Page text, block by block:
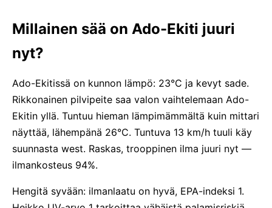
Millainen sää on Ado-Ekiti juuri
nyt?
Ado-Ekitissä on kunnon lämpö: 23°C ja kevyt sade.
Rikkonainen pilvipeite saa valon vaihtelemaan Ado-
Ekitin yllä. Tuntuu hieman lämpimämmältä kuin mittari
näyttää, lähempänä 26°C. Tuntuva 13 km/h tuuli käy
suunnasta west. Raskas, trooppinen ilma juuri nyt —
ilmankosteus 94%.
Hengitä syvään: ilmanlaatu on hyvä, EPA-indeksi 1.